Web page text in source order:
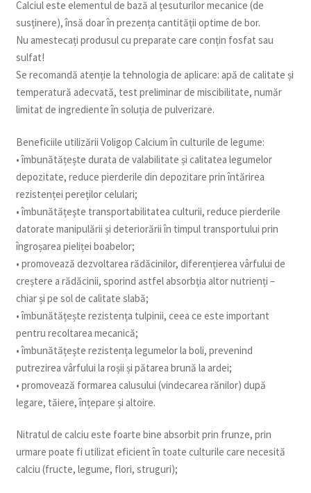
Calciul este elementul de bază al țesuturilor mecanice (de
susținere), însă doar în prezența cantității optime de bor.
Nu amestecați produsul cu preparate care conțin fosfat sau
sulfat!
Se recomandă atenție la tehnologia de aplicare: apă de calitate și
temperatură adecvată, test preliminar de miscibilitate, număr
limitat de ingrediente în soluția de pulverizare.
Beneficiile utilizării Voligop Calcium în culturile de legume:
• îmbunătățește durata de valabilitate și calitatea legumelor
depozitate, reduce pierderile din depozitare prin întărirea
rezistenței pereților celulari;
• îmbunătățește transportabilitatea culturii, reduce pierderile
datorate manipulării și deteriorării în timpul transportului prin
îngroșarea pieliței boabelor;
• promovează dezvoltarea rădăcinilor, diferențierea vârfului de
creștere a rădăcinii, sporind astfel absorbția altor nutrienți –
chiar și pe sol de calitate slabă;
• îmbunătățește rezistența tulpinii, ceea ce este important
pentru recoltarea mecanică;
• îmbunătățește rezistența legumelor la boli, prevenind
putrezirea vârfului la roșii și pătarea brună la ardei;
• promovează formarea calusului (vindecarea rănilor) după
legare, tăiere, înțepare și altoire.
Nitratul de calciu este foarte bine absorbit prin frunze, prin
urmare poate fi utilizat eficient în toate culturile care necesită
calciu (fructe, legume, flori, struguri);